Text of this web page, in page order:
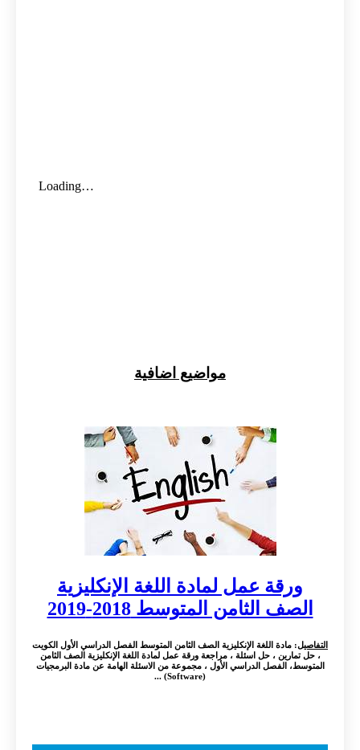
مواضيع اضافية
ورقة عمل لمادة اللغة الإنكليزية
الصف الثامن المتوسط 2018-2019
التفاصيل: مادة اللغة الإنكليزية الصف الثامن المتوسط الفصل الدراسي الأول الكويت
، حل تمارين ، حل اسئلة ، مراجعة ورقة عمل لمادة اللغة الإنكليزية الصف الثامن
المتوسط، الفصل الدراسي الأول ، مجموعة من الاسئلة الهامة عن مادة البرمجيات
(Software) ...